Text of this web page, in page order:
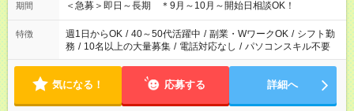
期間 ＜急募＞即日～長期 ＊9月～10月～開始日相談OK！
特徴 週1日からOK / 40～50代活躍中 / 副業・WワークOK / シフト勤
務 / 10名以上の大量募集 / 電話対応なし / パソコンスキル不要
気になる！ 応募する 詳細へ